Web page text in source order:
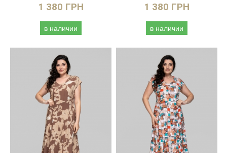
1 380 ГРН
в наличии
1 380 ГРН
в наличии